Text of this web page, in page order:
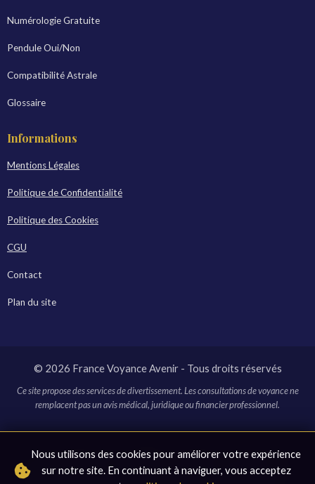
Numérologie Gratuite
Pendule Oui/Non
Compatibilité Astrale
Glossaire
Informations
Mentions Légales
Politique de Confidentialité
Politique des Cookies
CGU
Contact
Plan du site
© 2026 France Voyance Avenir - Tous droits réservés
Ce site propose des services de divertissement. Les consultations de voyance ne
remplacent pas un avis médical, juridique ou financier professionnel.
* Ce site contient des liens affiliés. En cliquant sur ces liens et en
effectuant un achat, nous pouvons recevoir une commission sans
Nous utilisons des cookies pour améliorer votre expérience
sur notre site. En continuant à naviguer, vous acceptez